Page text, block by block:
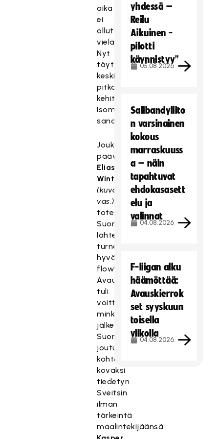
aika
ei
ollut
vielä.
Nyt
täytyy
keskittyä
pitkään
kehityksen,
Isometsä
sanoo.
Joukkueen
päävalmentaja
Elias
Winter
(kuvassa
vas.)
totesi
Suomen
lähteneen
turnaukseen
hyvällä
flow’lla.
Avauspelissä
tuli
voitto,
minkä
jälkeen
Suomi
joutui
kohtaamaan
kovaksi
tiedetyn
Sveitsin
ilman
tärkeintä
maalintekijäänsä
yhdessä –
Reilu
Aikuinen -
pilotti
käynnistyy”
05.08.2026
Salibandyliito
n varsinainen
kokous
marraskuuss
a – näin
tapahtuvat
ehdokasasett
elu ja
valinnat
04.08.2026
F-liigan alku
häämöttää:
Avauskierrok
set syyskuun
toisella
viikolla
04.08.2026